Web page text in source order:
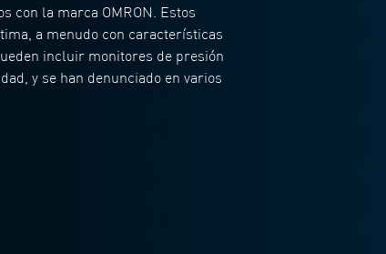
con la marca OMRON. Estos
a menudo con características
incluir monitores de presión
y se han denunciado en varios